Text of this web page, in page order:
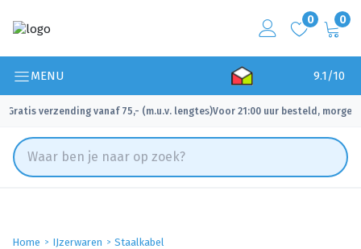
0 0
MENU 9.1/10
Gratis verzending vanaf 75,- (m.u.v. lengtes)
✓ Voor 21:00 uur besteld, morgen
Home IJzerwaren Staalkabel